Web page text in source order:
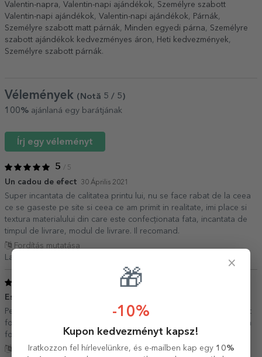
Valentin-napra, Valentin-napi ajándékok, Személyre szabott
Valentin-napi ajándékok, Valentin-napi ajándékok, Párnák,
Személyre szabott matt párnák, Minden egyedi párna, Személyre
szabott ajándékok kedvezményes áron, Heti kedvezmények,
Személyre szabott párnák.
Vélemények (Notă 5 / 5 )
100% ajánlaná egy barátjának
Írj egy véleményt
5 / 5
Un cadou de efect 30 Április 2021
Super incantata de calitatea printu lui, nu se face rabat de la ceea
ce se gaseste pe site si ceea ce am primit in realitate, imi place si
textura materialului din care este confecționata fata, incantata de
timpul de livrare, modul de livrare. Il recomand.
Fordítás mutatása
Lavinia,
Este minunata!
Pe langa faptul ca este perfecta si arata ca in poze, livrarea a fost
foarte rapida (am plasat comanda miercuri si vineri dimineata mi a
fost livrata).
Fordítás mutatása
×
🎁
-10%
Kupon kedvezményt kapsz!
Iratkozzon fel hírlevelünkre, és e-mailben kap egy 10%